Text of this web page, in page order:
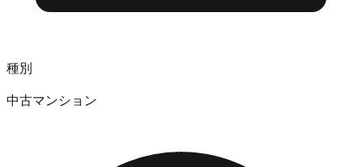
種別
中古マンション